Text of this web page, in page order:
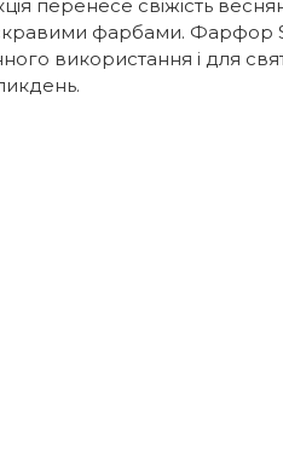
перенесе свіжість
фарбами. Фарфор
використання і для